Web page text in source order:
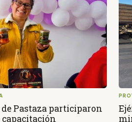
Pastaza participaron